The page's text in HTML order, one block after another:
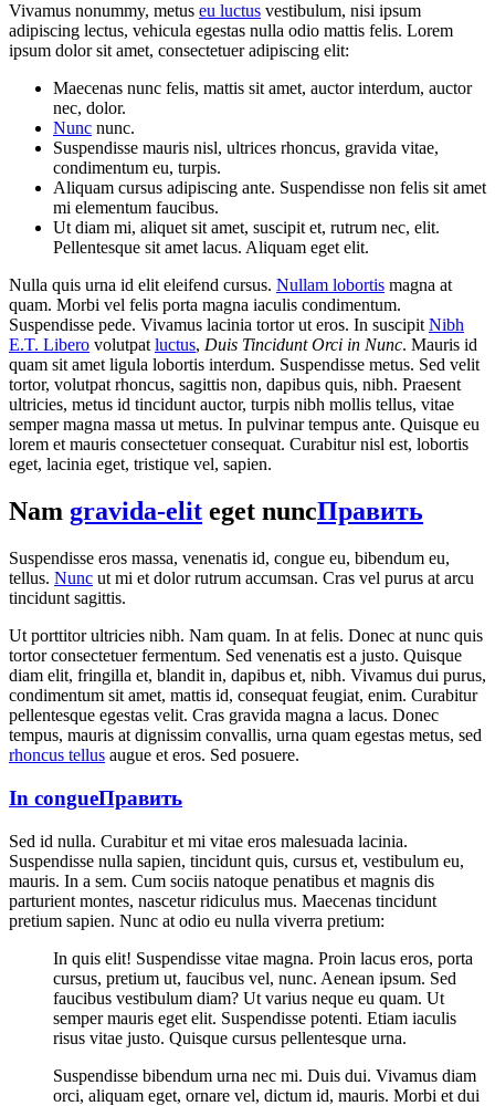
Vivamus nonummy, metus eu luctus vestibulum, nisi ipsum
adipiscing lectus, vehicula egestas nulla odio mattis felis. Lorem
ipsum dolor sit amet, consectetuer adipiscing elit:
Maecenas nunc felis, mattis sit amet, auctor interdum, auctor
nec, dolor.
Nunc nunc.
Suspendisse mauris nisl, ultrices rhoncus, gravida vitae,
condimentum eu, turpis.
Aliquam cursus adipiscing ante. Suspendisse non felis sit amet
mi elementum faucibus.
Ut diam mi, aliquet sit amet, suscipit et, rutrum nec, elit.
Pellentesque sit amet lacus. Aliquam eget elit.
Nulla quis urna id elit eleifend cursus. Nullam lobortis magna at
quam. Morbi vel felis porta magna iaculis condimentum.
Suspendisse pede. Vivamus lacinia tortor ut eros. In suscipit Nibh
E.T. Libero volutpat luctus, Duis Tincidunt Orci in Nunc. Mauris id
quam sit amet ligula lobortis interdum. Suspendisse metus. Sed velit
tortor, volutpat rhoncus, sagittis non, dapibus quis, nibh. Praesent
ultricies, metus id tincidunt auctor, turpis nibh mollis tellus, vitae
semper magna massa ut metus. In pulvinar tempus ante. Quisque eu
lorem et mauris consectetuer consequat. Curabitur nisl est, lobortis
eget, lacinia eget, tristique vel, sapien.
Nam gravida-elit eget nuncПравить
Suspendisse eros massa, venenatis id, congue eu, bibendum eu,
tellus. Nunc ut mi et dolor rutrum accumsan. Cras vel purus at arcu
tincidunt sagittis.
Ut porttitor ultricies nibh. Nam quam. In at felis. Donec at nunc quis
tortor consectetuer fermentum. Sed venenatis est a justo. Quisque
diam elit, fringilla et, blandit in, dapibus et, nibh. Vivamus dui purus,
condimentum sit amet, mattis id, consequat feugiat, enim. Curabitur
pellentesque egestas velit. Cras gravida magna a lacus. Donec
tempus, mauris at dignissim convallis, urna quam egestas metus, sed
rhoncus tellus augue et eros. Sed posuere.
In congueПравить
Sed id nulla. Curabitur et mi vitae eros malesuada lacinia.
Suspendisse nulla sapien, tincidunt quis, cursus et, vestibulum eu,
mauris. In a sem. Cum sociis natoque penatibus et magnis dis
parturient montes, nascetur ridiculus mus. Maecenas tincidunt
pretium sapien. Nunc at odio eu nulla viverra pretium:
In quis elit! Suspendisse vitae magna. Proin lacus eros, porta
cursus, pretium ut, faucibus vel, nunc. Aenean ipsum. Sed
faucibus vestibulum diam? Ut varius neque eu quam. Ut
semper mauris eget elit. Suspendisse potenti. Etiam iaculis
risus vitae justo. Quisque cursus pellentesque urna.
Suspendisse bibendum urna nec mi. Duis dui. Vivamus diam
orci, aliquam eget, ornare vel, dictum id, mauris. Morbi et dui